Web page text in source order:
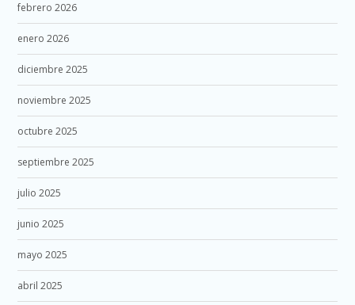
febrero 2026
enero 2026
diciembre 2025
noviembre 2025
octubre 2025
septiembre 2025
julio 2025
junio 2025
mayo 2025
abril 2025